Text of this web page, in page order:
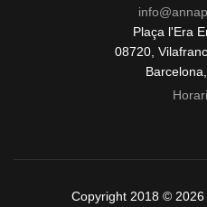
Plaça l'Era
08720,
Copyright 2018 ©